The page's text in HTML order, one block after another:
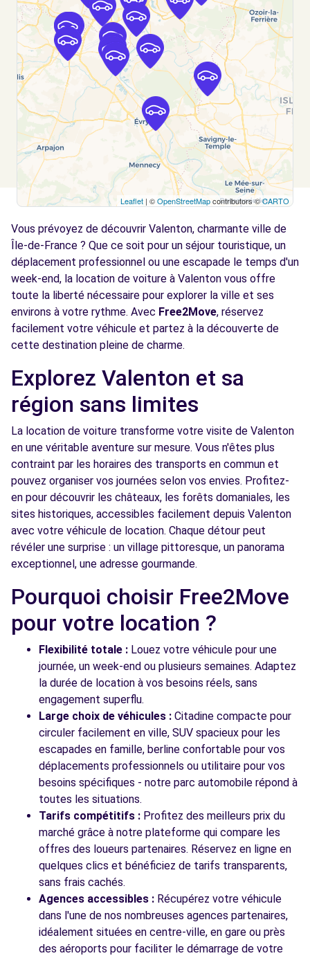
ST-MAUR-DES-FOSSES, 94100
Voir l'agence
Free2Move Rent - EUROPE AUTO - CHOISY-
LE-ROI (C)
5.3
km
1 RUE DU DOCTEUR ROUX
CHOISY-LE-ROI, 94600
Voir l'agence
Free2Move Rent - TRUJAS PARIS EST
5.9
km
89 AVENUE DU GENERAL DE GAULLE
CRETEIL, 94000
Voir l'agence
Free2move Rent - DS STORE CRETEIL -
CRETEIL (DS)
5.9
89 AVENUE DU GENERAL DE GAULLE
CRETEIL, 94000
Voir l'agence
Free2move Rent - ETS RUFFIN HEITMANN -
MONTGERON (C)
6.0
km
129 AVENUE CHARLES DE GAULLE
MONTGERON, FR-91, 91230
Free2Move Rent - ETS DEBOUZY -
NOISEAU (C)
km
2 QUATER AV PIERRE MENDES FRANCE
Voir l'agence
Voir toutes les agences
Leaflet | ©OpenStreetMapcontributors ©CARTO
Vous prévoyez de découvrir Valenton, charmante ville de
Île-de-France ? Que ce soit pour un séjour touristique, un
déplacement professionnel ou une escapade le temps d'un
week-end, la location de voiture à Valenton vous offre
toute la liberté nécessaire pour explorer la ville et ses
environs à votre rythme. Avec Free2Move, réservez
facilement votre véhicule et partez à la découverte de
cette destination pleine de charme.
Explorez Valenton et sa
région sans limites
La location de voiture transforme votre visite de Valenton
en une véritable aventure sur mesure. Vous n'êtes plus
contraint par les horaires des transports en commun et
pouvez organiser vos journées selon vos envies. Profitez-
en pour découvrir les châteaux, les forêts domaniales, les
sites historiques, accessibles facilement depuis Valenton
avec votre véhicule de location. Chaque détour peut
révéler une surprise : un village pittoresque, un panorama
exceptionnel, une adresse gourmande.
Pourquoi choisir Free2Move
pour votre location ?
Flexibilité totale : Louez votre véhicule pour une
journée, un week-end ou plusieurs semaines. Adaptez
la durée de location à vos besoins réels, sans
engagement superflu.
Large choix de véhicules : Citadine compacte pour
circuler facilement en ville, SUV spacieux pour les
escapades en famille, berline confortable pour vos
déplacements professionnels ou utilitaire pour vos
besoins spécifiques - notre parc automobile répond à
toutes les situations.
Tarifs compétitifs : Profitez des meilleurs prix du
marché grâce à notre plateforme qui compare les
offres des loueurs partenaires. Réservez en ligne en
quelques clics et bénéficiez de tarifs transparents,
sans frais cachés.
Agences accessibles : Récupérez votre véhicule
dans l'une de nos nombreuses agences partenaires,
idéalement situées en centre-ville, en gare ou près
des aéroports pour faciliter le démarrage de votre